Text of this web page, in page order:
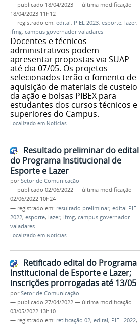
— publicado 18/04/2023 — última modificação
18/04/2023 11h12
— registrado em: edital, PIEL 2023, esporte, lazer,
ifmg, campus governador valadares
Docentes e técnicos
administrativos podem
apresentar propostas via SUAP
até dia 07/05. Os projetos
selecionados terão o fomento de
aquisição de materiais de custeio
da ação e bolsas PIBEX para
estudantes dos cursos técnicos e
superiores do Campus.
Localizado em Notícias
Resultado preliminar do edital
do Programa Institucional de
Esporte e Lazer
porSetor de Comunicação
— publicado 02/06/2022 — última modificação
02/06/2022 10h24
— registrado em: resultado preliminar, edital PIEL
2022, esporte, lazer, ifmg, campus governador
valadares
Localizado em Notícias
Retificado edital do Programa
Institucional de Esporte e Lazer;
inscrições prorrogadas até 13/05
porSetor de Comunicação
— publicado 27/04/2022 — última modificação
03/05/2022 13h10
— registrado em: retificação 02, edital, PIEL 2022,